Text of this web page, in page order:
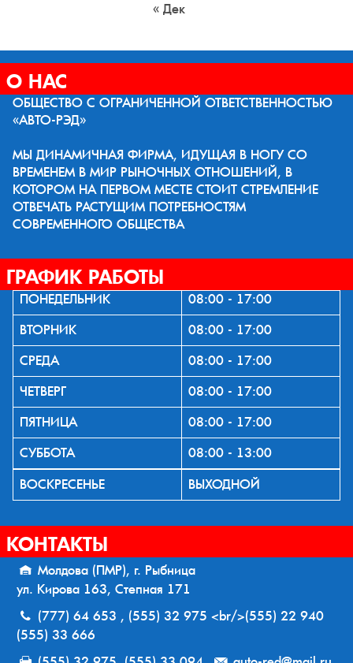
« Дек
О НАС
ОБЩЕСТВО С ОГРАНИЧЕННОЙ ОТВЕТСТВЕННОСТЬЮ
«АВТО-РЭД»
МЫ ДИНАМИЧНАЯ ФИРМА, ИДУЩАЯ В НОГУ СО
ВРЕМЕНЕМ В МИР РЫНОЧНЫХ ОТНОШЕНИЙ, В
КОТОРОМ НА ПЕРВОМ МЕСТЕ СТОИТ СТРЕМЛЕНИЕ
ОТВЕЧАТЬ РАСТУЩИМ ПОТРЕБНОСТЯМ
СОВРЕМЕННОГО ОБЩЕСТВА
ГРАФИК РАБОТЫ
ПОНЕДЕЛЬНИК
08:00 - 17:00
ВТОРНИК
08:00 - 17:00
СРЕДА
08:00 - 17:00
ЧЕТВЕРГ
08:00 - 17:00
ПЯТНИЦА
08:00 - 17:00
СУББОТА
08:00 - 13:00
ВОСКРЕСЕНЬЕ
ВЫХОДНОЙ
КОНТАКТЫ
Молдова (ПМР), г. Рыбница
ул. Кирова 163, Степная 171
(777) 64 653 , (555) 32 975 <br/>(555) 22 940
(555) 33 666